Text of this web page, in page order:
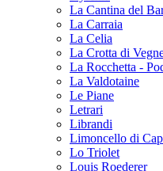
La Cantina del
La Carraia
La Celia
La Crotta di
La Rocchetta -
La Valdotaine
Le Piane
Letrari
Librandi
Limoncello di
Lo Triolet
Louis Roederer